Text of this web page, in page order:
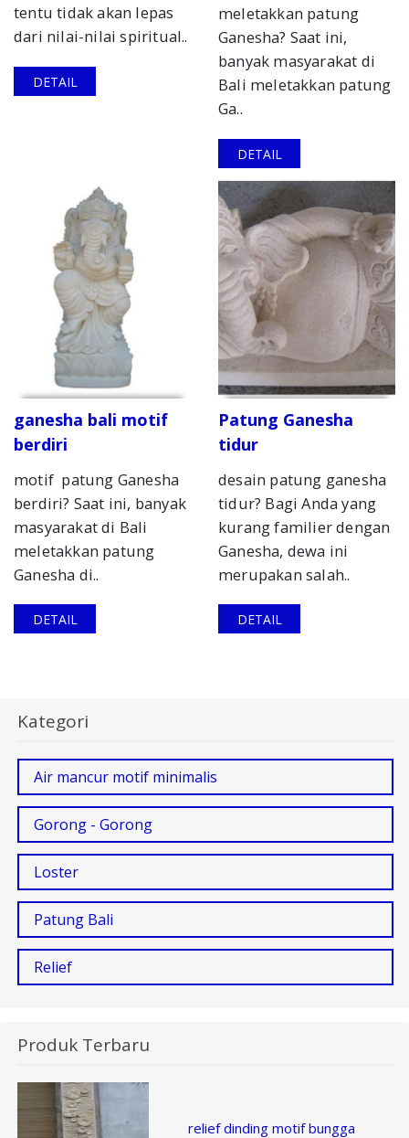
tentu tidak akan lepas
dari nilai-nilai spiritual..
DETAIL
meletakkan patung
Ganesha? Saat ini,
banyak masyarakat di
Bali meletakkan patung
Ga..
DETAIL
ganesha bali motif
berdiri
motif patung Ganesha
berdiri? Saat ini, banyak
masyarakat di Bali
meletakkan patung
Ganesha di..
DETAIL
Patung Ganesha
tidur
desain patung ganesha
tidur? Bagi Anda yang
kurang familier dengan
Ganesha, dewa ini
merupakan salah..
DETAIL
Kategori
Air mancur motif minimalis
Gorong - Gorong
Loster
Patung Bali
Relief
Produk Terbaru
relief dinding motif bungga